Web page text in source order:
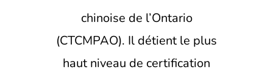
chinoise de l’Ontario
(CTCMPAO). Il détient le plus
haut niveau de certification